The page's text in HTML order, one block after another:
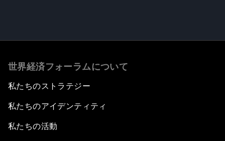
世界経済フォーラムについて
私たちのストラテジー
私たちのアイデンティティ
私たちの活動